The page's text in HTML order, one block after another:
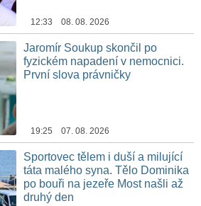
12:33 08. 08. 2026
Jaromír Soukup skončil po
fyzickém napadení v nemocnici.
První slova právničky
19:25 07. 08. 2026
Sportovec tělem i duší a milující
táta malého syna. Tělo Dominika
po bouři na jezeře Most našli až
druhý den